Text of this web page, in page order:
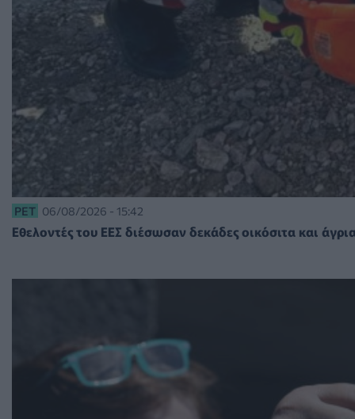
PET 06/08/2026 - 15:42
Εθελοντές του ΕΕΣ διέσωσαν δεκάδες οικόσιτα και